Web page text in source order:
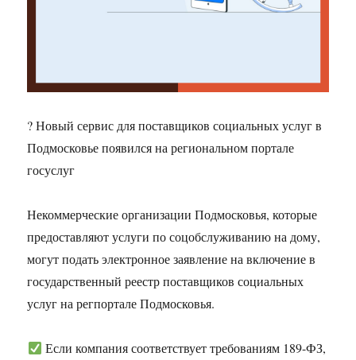
? Новый сервис для поставщиков социальных услуг в
Подмосковье появился на региональном портале
госуслуг
Некоммерческие организации Подмосковья, которые
предоставляют услуги по соцобслуживанию на дому,
могут подать электронное заявление на включение в
государственный реестр поставщиков социальных
услуг на регпортале Подмосковья.
Если компания соответствует требованиям 189-ФЗ,